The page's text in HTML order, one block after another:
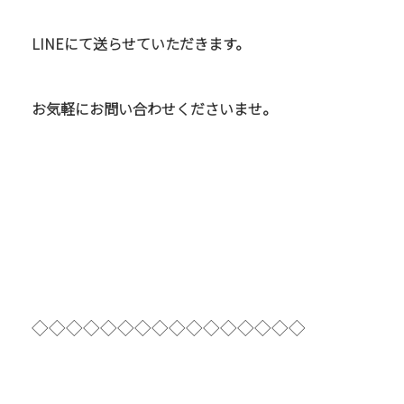
LINEにて送らせていただきます。
お気軽にお問い合わせくださいませ。
◇◇◇◇◇◇◇◇◇◇◇◇◇◇◇◇